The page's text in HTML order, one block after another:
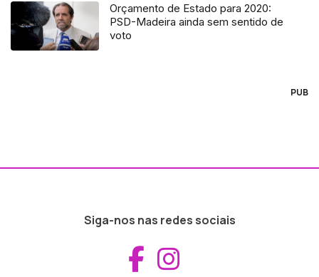
Orçamento de Estado para 2020:
PSD-Madeira ainda sem sentido de
voto
PUB
Siga-nos nas redes sociais
Aceder ao